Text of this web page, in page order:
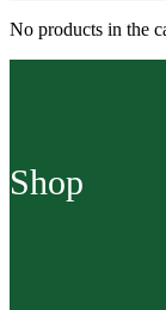
No products in the
Shop